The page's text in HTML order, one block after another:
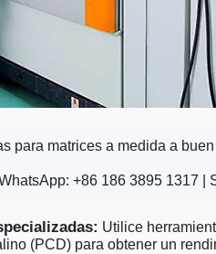
para matrices a medida a
WhatsApp: +86 186 3895 1317 |
Utilice
(PCD) para obtener un